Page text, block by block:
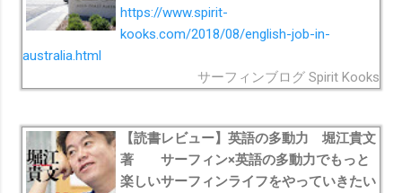
https://www.spirit-
kooks.com/2018/08/english-job-in-
australia.html
サーフィンブログ Spirit Kooks
【読書レビュー】英語の多動力 堀江貴文
著 サーフィン×英語の多動力でもっと
楽しいサーフィンライフをやっていきたい